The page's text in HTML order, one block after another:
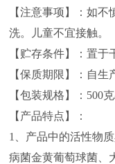
【注意事项】：如
洗。儿童不宜接触。
【贮存条件】：置于
【保质期限】：自生
【包装规格】：500
【产品特点】：
1、产品中的活性物
病菌金黄葡萄球菌、